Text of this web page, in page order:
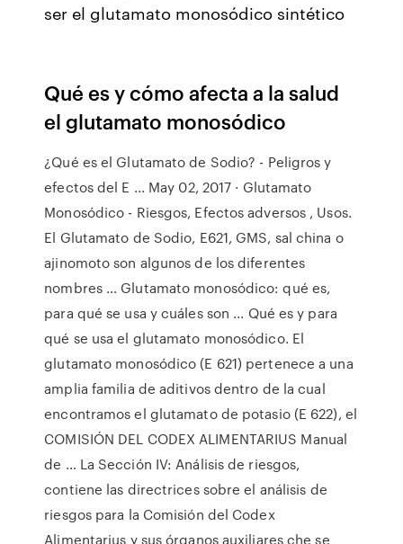
ser el glutamato monosódico sintético
Qué es y cómo afecta a la salud
el glutamato monosódico
¿Qué es el Glutamato de Sodio? - Peligros y
efectos del E ... May 02, 2017 · Glutamato
Monosódico - Riesgos, Efectos adversos , Usos.
El Glutamato de Sodio, E621, GMS, sal china o
ajinomoto son algunos de los diferentes
nombres … Glutamato monosódico: qué es,
para qué se usa y cuáles son ... Qué es y para
qué se usa el glutamato monosódico. El
glutamato monosódico (E 621) pertenece a una
amplia familia de aditivos dentro de la cual
encontramos el glutamato de potasio (E 622), el
COMISIÓN DEL CODEX ALIMENTARIUS Manual
de … La Sección IV: Análisis de riesgos,
contiene las directrices sobre el análisis de
riesgos para la Comisión del Codex
Alimentarius y sus órganos auxiliares che se